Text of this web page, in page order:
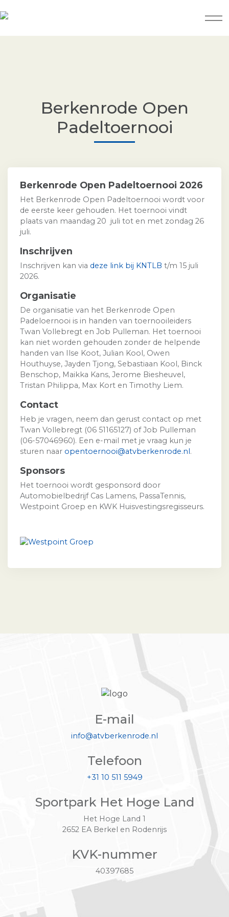
Berkenrode Open
Padeltoernooi
Berkenrode Open Padeltoernooi 2026
Het Berkenrode Open Padeltoernooi wordt voor
de eerste keer gehouden. Het toernooi vindt
plaats van maandag 20 juli tot en met zondag 26
juli.
Inschrijven
Inschrijven kan via deze link bij KNTLB t/m 15 juli
2026.
Organisatie
De organisatie van het Berkenrode Open
Padeloernooi is in handen van toernooileiders
Twan Vollebregt en Job Pulleman. Het toernooi
kan niet worden gehouden zonder de helpende
handen van Ilse Koot, Julian Kool, Owen
Houthuyse, Jayden Tjong, Sebastiaan Kool, Binck
Benschop, Maikka Kans, Jerome Biesheuvel,
Tristan Philippa, Max Kort en Timothy Liem.
Contact
Heb je vragen, neem dan gerust contact op met
Twan Vollebregt (06 51165127) of Job Pulleman
(06-57046960). Een e-mail met je vraag kun je
sturen naar opentoernooi@atvberkenrode.nl.
Sponsors
Het toernooi wordt gesponsord door
Automobielbedrijf Cas Lamens, PassaTennis,
Westpoint Groep en KWK Huisvestingsregisseurs.
E-mail
info@atvberkenrode.nl
Telefoon
+31 10 511 5949
Sportpark Het Hoge Land
Het Hoge Land 1
2652 EA Berkel en Rodenrijs
KVK-nummer
40397685